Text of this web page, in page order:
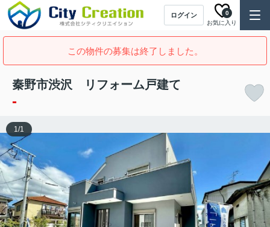
ログイン
お気に入り
0
この物件の募集は終了しました。
秦野市渋沢 リフォーム戸建て
-
1/1